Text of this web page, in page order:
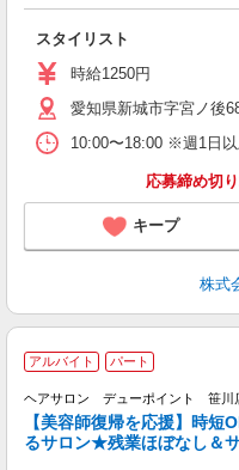
スタイリスト
時給1250円
愛知県新城市字宮ノ後
10:00〜18:00 ※週1日
応募締め切
キープ
株式
アルバイト パート
ヘアサロン デューポイント 笹川
【美容師復帰を応援】時短
るサロン★残業ほぼなし＆